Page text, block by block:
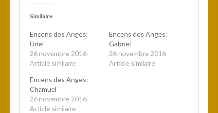
Similaire
Encens des Anges:
Uriel
26 novembre 2016
Article similaire
Encens des Anges:
Gabriel
26 novembre 2016
Article similaire
Encens des Anges:
Chamuel
26 novembre 2016
Article similaire